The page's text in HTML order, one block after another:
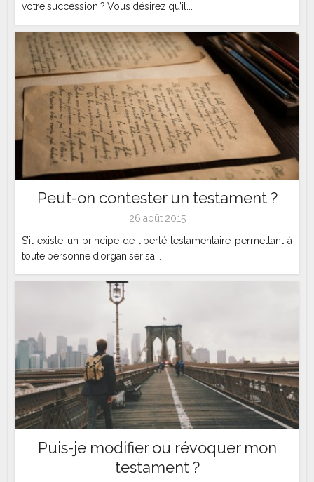
votre succession ? Vous désirez qu’il...
Peut-on contester un testament ?
26 août 2015
S’il existe un principe de liberté testamentaire permettant à
toute personne d’organiser sa...
Puis-je modifier ou révoquer mon
testament ?